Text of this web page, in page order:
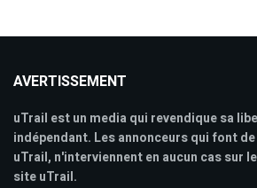
AVERTISSEMENT
uTrail est un media qui revendique sa
indépendant. Les annonceurs qui font
uTrail, n'interviennent en aucun cas sur
site uTrail.